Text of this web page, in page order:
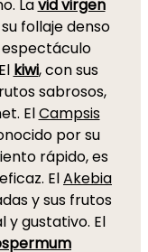
Lavid virgen
follaje denso
kiwi, con sus
sabrosos,
ElCampsis
por su
rápido, es
ElAkebia
y sus frutos
y gustativo. El